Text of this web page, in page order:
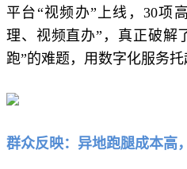
平台“视频办”上线，30项
理、视频直办”，真正破解
跑”的难题，用数字化服务托
群众反映：异地跑腿成本高